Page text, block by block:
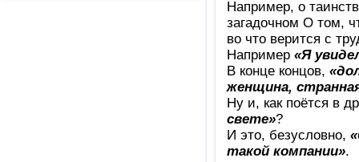
Например, о
загадочном О том,
во что верится с
Например «Я
В конце концов,
женщина,
Ну и, как поётся в
свете»?
И это, безусловно,
такой компании».